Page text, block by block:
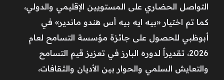
التواصل الحضاري على المستويين الإقليمي والدولي،
كما تم اختيار «بيه ايه بيه أس هندو ماندير» في
أبوظبي للحصول على جائزة مؤسسة التسامح لعام
2026، تقديراً لدوره البارز في تعزيز قيم التسامح
والتعايش السلمي والحوار بين الأديان والثقافات،